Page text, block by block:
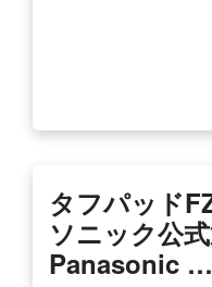
タフパッド
ソニック公
Panasonic …